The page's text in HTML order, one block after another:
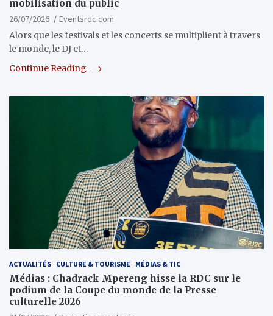
mobilisation du public
26/07/2026
Eventsrdc.com
Alors que les festivals et les concerts se multiplient à travers
le monde, le DJ et…
Continue Reading
ACTUALITÉS CULTURE & TOURISME MÉDIAS & TIC
Médias : Chadrack Mpereng hisse la RDC sur le
podium de la Coupe du monde de la Presse
culturelle 2026